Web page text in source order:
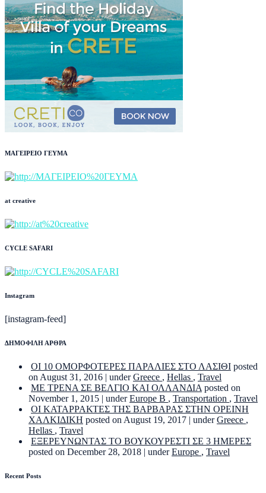
ΜΑΓΕΙΡΕΙΟ ΓΕΥΜΑ
at creative
CYCLE SAFARI
Instagram
[instagram-feed]
ΔΗΜΟΦΙΛΗ ΑΡΘΡΑ
ΟΙ 10 ΟΜΟΡΦΟΤΕΡΕΣ ΠΑΡΑΛΙΕΣ ΣΤΟ ΛΑΣΙΘΙ posted
on August 31, 2016 | underGreece , Hellas , Travel
ΜΕ ΤΡΕΝΑ ΣΕ ΒΕΛΓΙΟ ΚΑΙ ΟΛΛΑΝΔΙΑ posted on
November 1, 2015 | underEurope B , Transportation , Travel
ΟΙ ΚΑΤΑΡΡΑΚΤΕΣ ΤΗΣ ΒΑΡΒΑΡΑΣ ΣΤΗΝ ΟΡΕΙΝΗ
ΧΑΛΚΙΔΙΚΗ posted on August 19, 2017 | underGreece ,
Hellas , Travel
ΕΞΕΡΕΥΝΩΝΤΑΣ ΤΟ ΒΟΥΚΟΥΡΕΣΤΙ ΣΕ 3 ΗΜΕΡΕΣ
posted on December 28, 2018 | underEurope , Travel
Recent Posts